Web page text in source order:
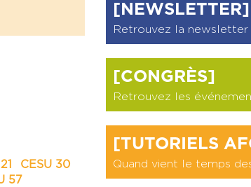
CESU 30
57
[NEWSLETTER]
Retrouvez la newsletter
[CONGRÈS]
Retrouvez les
[TUTORIELS
Quand vient le temps